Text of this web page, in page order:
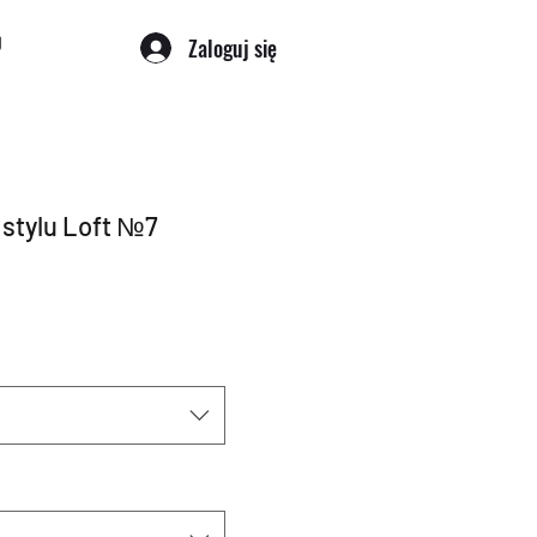
Zaloguj się
stylu Loft №7